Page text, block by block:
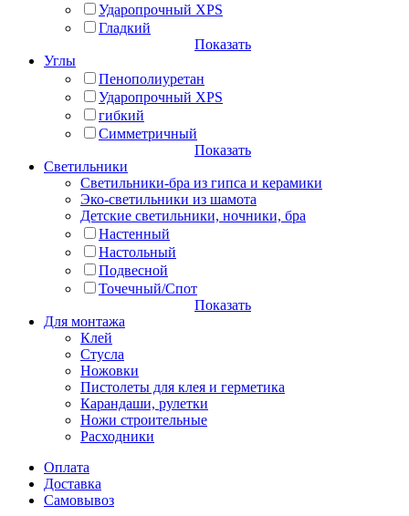
Ударопрочный XPS
Гладкий
Показать
Углы
Пенополиуретан
Ударопрочный XPS
гибкий
Симметричный
Показать
Светильники
Светильники-бра из гипса и керамики
Эко-светильники из шамота
Детские светильники, ночники, бра
Настенный
Настольный
Подвесной
Точечный/Спот
Показать
Для монтажа
Клей
Стусла
Ножовки
Пистолеты для клея и герметика
Карандаши, рулетки
Ножи строительные
Расходники
Оплата
Доставка
Самовывоз